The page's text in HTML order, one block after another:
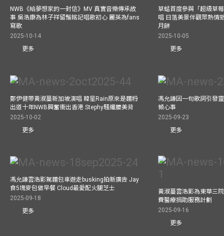
NWB《給夢想家的一封信》MV 真實音樂傳承故
事 吳浩康為林子祥留鬚銘記唱歌初心 麗英為fans
寫歌
2025-10-14
更多
草蜢首度參與「超級草
唱 日落美景伴觀眾熱情
月餅
2025-10-05
更多
鄭伊健帶黃淑蔓新加坡演唱 韓星Rain原來是麵粉
出道十年NWB興奮衝出香港 Stephy騷纖腰美背
2025-10-02
更多
馮允謙因一句歌詞引發
傾心事
2025-09-23
更多
馮允謙雲浩影駕麵包車遊走busking拍新廣告 Jay
食5塊麥包做早餐 Cloud最愛配火腿芝士
2025-09-18
更多
黃淑蔓雲浩影為東華三
費醫療捐助服務計劃
2025-09-16
更多